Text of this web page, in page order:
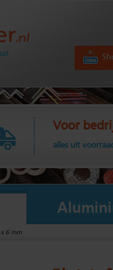
Voor
alles uit
6 mm